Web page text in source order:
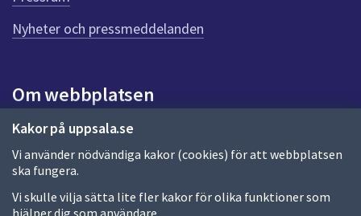
Kakor på uppsala.se
Vi använder nödvändiga kakor (cookies) för att webbplatsen
ska fungera.
Vi skulle vilja sätta lite fler kakor för olika funktioner som
hjälper dig som användare.
n
n
a
d
a
Nyheter och pressmeddelanden
Om webbplatsen
Om webbplatsen
Allmänna handlingar och diarium
Behandling av personuppgifter